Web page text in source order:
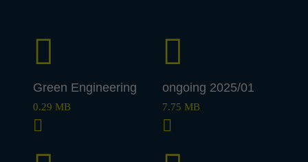
Green Engi­nee­ring
0.29 MB
ongoing 2025/01
7.75 MB